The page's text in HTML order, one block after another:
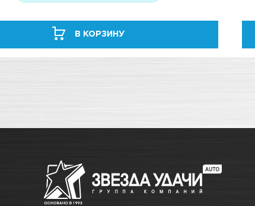
В КОРЗИНУ